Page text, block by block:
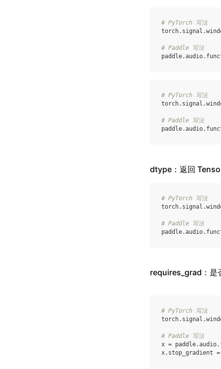
# PyTorch 写法
torch. signal .
# Paddle 写法
paddle.audio.
# PyTorch 写法
torch. signal .
# Paddle 写法
paddle.audio.
dtype：返回
# PyTorch 写法
torch. signal .
# Paddle 写法
paddle.audio.
requires_grad：是
# PyTorch 写法
torch. signal .
# Paddle 写法
x = paddle.audio.
x. stop_gradient =